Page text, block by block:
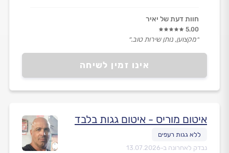
אינו זמין לשיחה
חוות דעת של יאיר
5.00
״מקצוען, נותן שירות טוב.״
איטום מוריס - איטום גגות בלבד
נבדק לאחרונה ב-13.07.2026